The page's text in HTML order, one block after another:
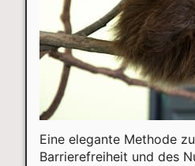
Eine elegante Methode
Barrierefreiheit und des